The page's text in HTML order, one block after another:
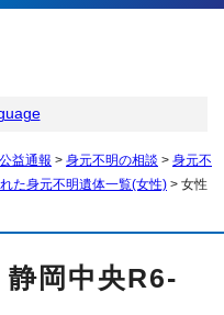
益通報 > 身元不明の相談 > 身元不
た身元不明遺体一覧(女性) > 女性
岡中央R6-